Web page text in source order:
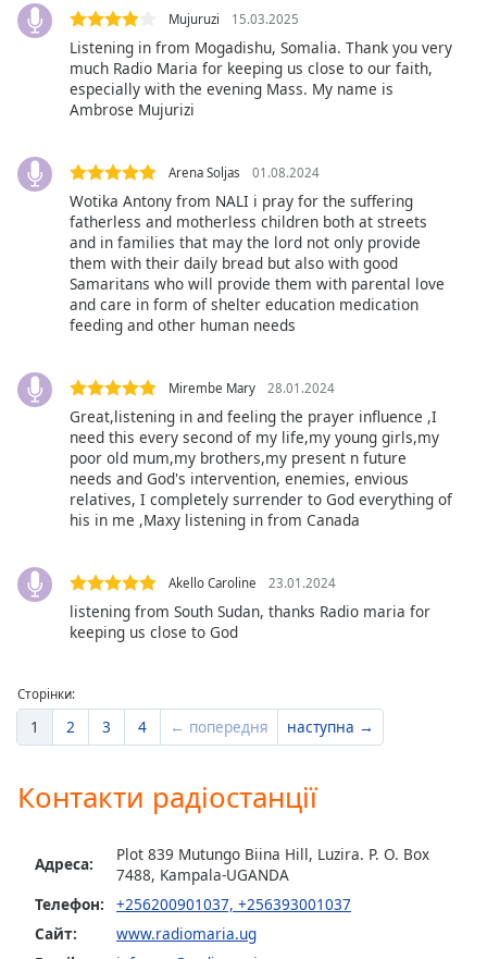
dialog
window.
close
the
Text
Background
Caption
Area
Background
Opacity
Size
Style
Mujuruzi 15.03.2025
Listening in from Mogadishu, Somalia. Thank you very
much Radio Maria for keeping us close to our faith,
especially with the evening Mass. My name is
Ambrose Mujurizi
Arena Soljas 01.08.2024
Wotika Antony from NALI i pray for the suffering
fatherless and motherless children both at streets
and in families that may the lord not only provide
them with their daily bread but also with good
Samaritans who will provide them with parental love
and care in form of shelter education medication
feeding and other human needs
Mirembe Mary 28.01.2024
Great,listening in and feeling the prayer influence ,I
need this every second of my life,my young girls,my
poor old mum,my brothers,my present n future
needs and God's intervention, enemies, envious
relatives, I completely surrender to God everything of
his in me ,Maxy listening in from Canada
Akello Caroline 23.01.2024
listening from South Sudan, thanks Radio maria for
keeping us close to God
Сторінки:
1 2 3 4 ← попередня наступна →
Контакти радіостанції
Адреса:
Plot 839 Mutungo Biina Hill, Luzira. P. O. Box
7488, Kampala-UGANDA
Телефон:
+256200901037, +256393001037
Сайт:
www.radiomaria.ug